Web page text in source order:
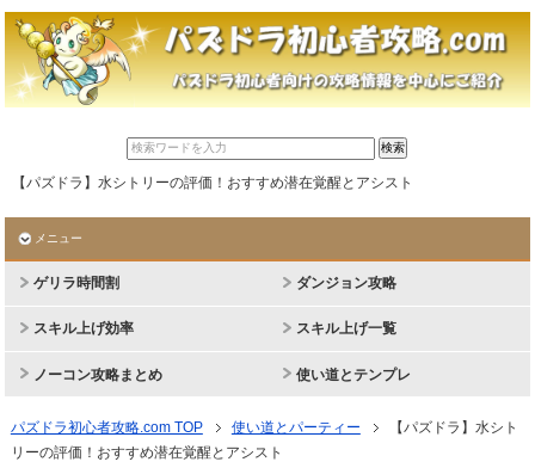
【パズドラ】水シトリーの評価！おすすめ潜在覚醒とアシスト
メニュー
ゲリラ時間割 ダンジョン攻略
スキル上げ効率 スキル上げ一覧
ノーコン攻略まとめ 使い道とテンプレ
パズドラ初心者攻略.com TOP 使い道とパーティー
【パズドラ】水シト
リーの評価！おすすめ潜在覚醒とアシスト